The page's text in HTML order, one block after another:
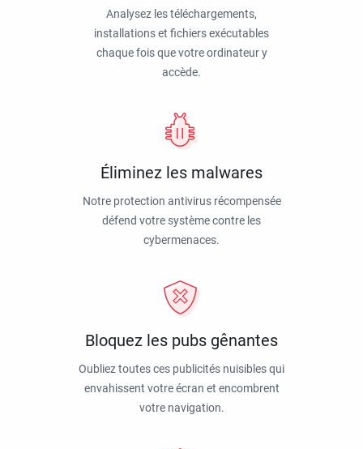
Analysez les téléchargements,
installations et fichiers exécutables
chaque fois que votre ordinateur y
accède.
Éliminez les malwares
Notre protection antivirus récompensée
défend votre système contre les
cybermenaces.
Bloquez les pubs gênantes
Oubliez toutes ces publicités nuisibles qui
envahissent votre écran et encombrent
votre navigation.